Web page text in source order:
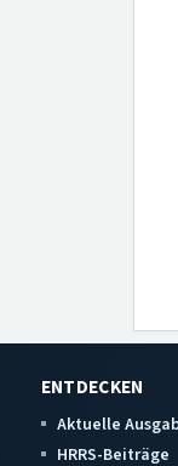
ENTDECKEN
Aktuelle
HRRS-Beiträge